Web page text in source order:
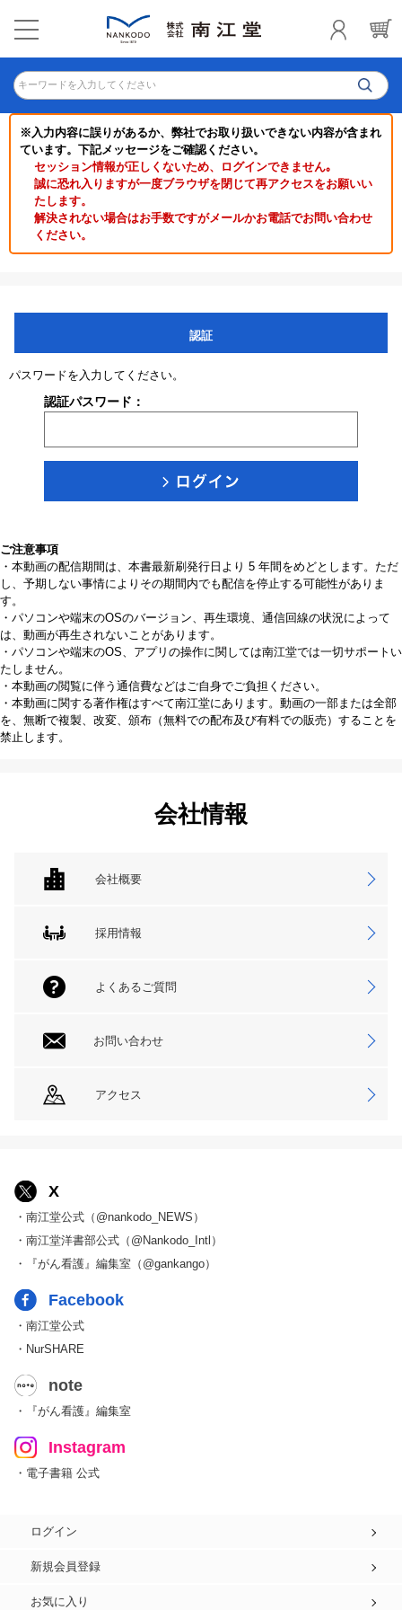
キーワードを入力してください
※入力内容に誤りがあるか、弊社でお取り扱いできない内容が含まれ
ています。下記メッセージをご確認ください。
セッション情報が正しくないため、ログインできません｡
誠に恐れ入りますが一度ブラウザを閉じて再アクセスをお願いい
たします。
解決されない場合はお手数ですがメールかお電話でお問い合わせ
ください。
認証
パスワードを入力してください。
認証パスワード：
ご注意事項
・本動画の配信期間は、本書最新刷発行日より 5 年間をめどとします。ただ
し、予期しない事情によりその期間内でも配信を停止する可能性がありま
す。
・パソコンや端末のOSのバージョン、再生環境、通信回線の状況によって
は、動画が再生されないことがあります。
・パソコンや端末のOS、アプリの操作に関しては南江堂では一切サポートい
たしません。
・本動画の閲覧に伴う通信費などはご自身でご負担ください。
・本動画に関する著作権はすべて南江堂にあります。動画の一部または全部
を、無断で複製、改変、頒布（無料での配布及び有料での販売）することを
禁止します。
会社情報
会社概要
採用情報
よくあるご質問
お問い合わせ
アクセス
X
・南江堂公式（@nankodo_NEWS）
・南江堂洋書部公式（@Nankodo_Intl）
・『がん看護』編集室（@gankango）
Facebook
・南江堂公式
・NurSHARE
note
・『がん看護』編集室
Instagram
・電子書籍 公式
ログイン
新規会員登録
お気に入り